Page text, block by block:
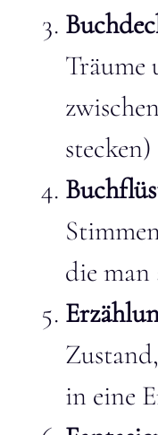
Träume
stecken)
die man
in eine